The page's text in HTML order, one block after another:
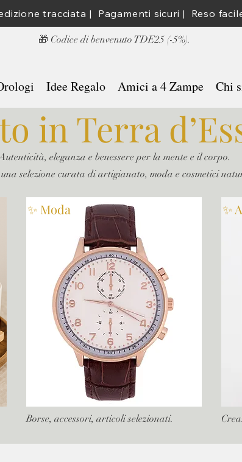
tracciata |  Pagamenti sicuri |  Reso
​🎁 Codice di benvenuto TDE25 (-5%).
Idee Regalo Amici a 4 Zampe Chi
in Terra
eleganza e benessere per la mente e il corpo.
selezione curata di artigianato, moda e cosmetici
✨ Moda
Borse, accessori, articoli selezionati.
✨